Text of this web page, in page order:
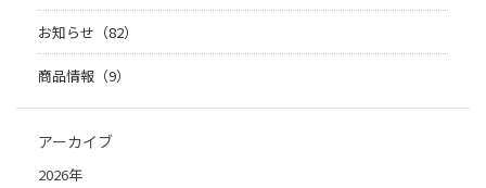
お知らせ（82）
商品情報（9）
アーカイブ
2026年